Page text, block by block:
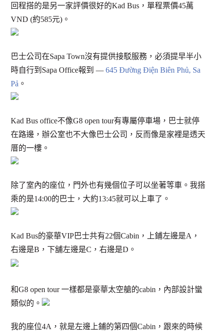
回程搭的是另一家評價很好的Kad Bus，單程票價45萬
VND (約585元)。
巴士公司在Sapa Town沒有提供接駁服務，必須提早半小
時自行到Sapa Office報到 —645 Đường Điện Biên Phủ, Sa
Pả 。
Kad Bus office不像G8 open tour有專屬停車場，巴士就停
在路邊，辦公室也不大像巴士公司，反而像是家裡是透天
厝的一樓。
除了室內的座位，門外也有幾個位子可以坐著等車。我搭
乘的是14:00的巴士，大約13:45就可以上車了。
Kad Bus的豪華VIP巴士共有22個Cabin，上鋪左邊是A，
右邊是B，下舖左邊是C，右邊是D。
和G8 open tour 一樣都是豪華太空艙的cabin，內部設計蠻
類似的。
我的座位4A，就是左邊上鋪的第四個Cabin，跟來的時候